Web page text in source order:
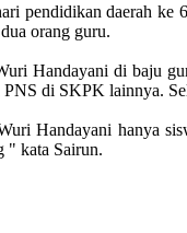
pendidikan daerah
orang guru.
Handayani di baju
di SKPK lainnya.
Handayani hanya
" kata Sairun.